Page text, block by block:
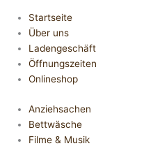
Startseite
Über uns
Ladengeschäft
Öffnungszeiten
Onlineshop
Anziehsachen
Bettwäsche
Filme & Musik